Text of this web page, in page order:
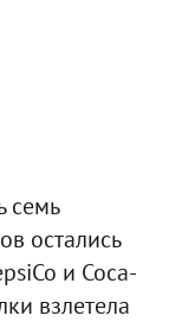
семь
остались
и Coca-
взлетела